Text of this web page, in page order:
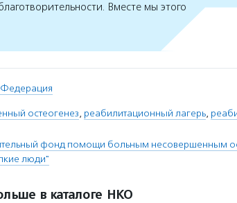
Вместе мы этого
Федерация
остеогенез, реабилитационный лагерь,
фонд помощи больным несовершенным
люди"
в каталоге НКО